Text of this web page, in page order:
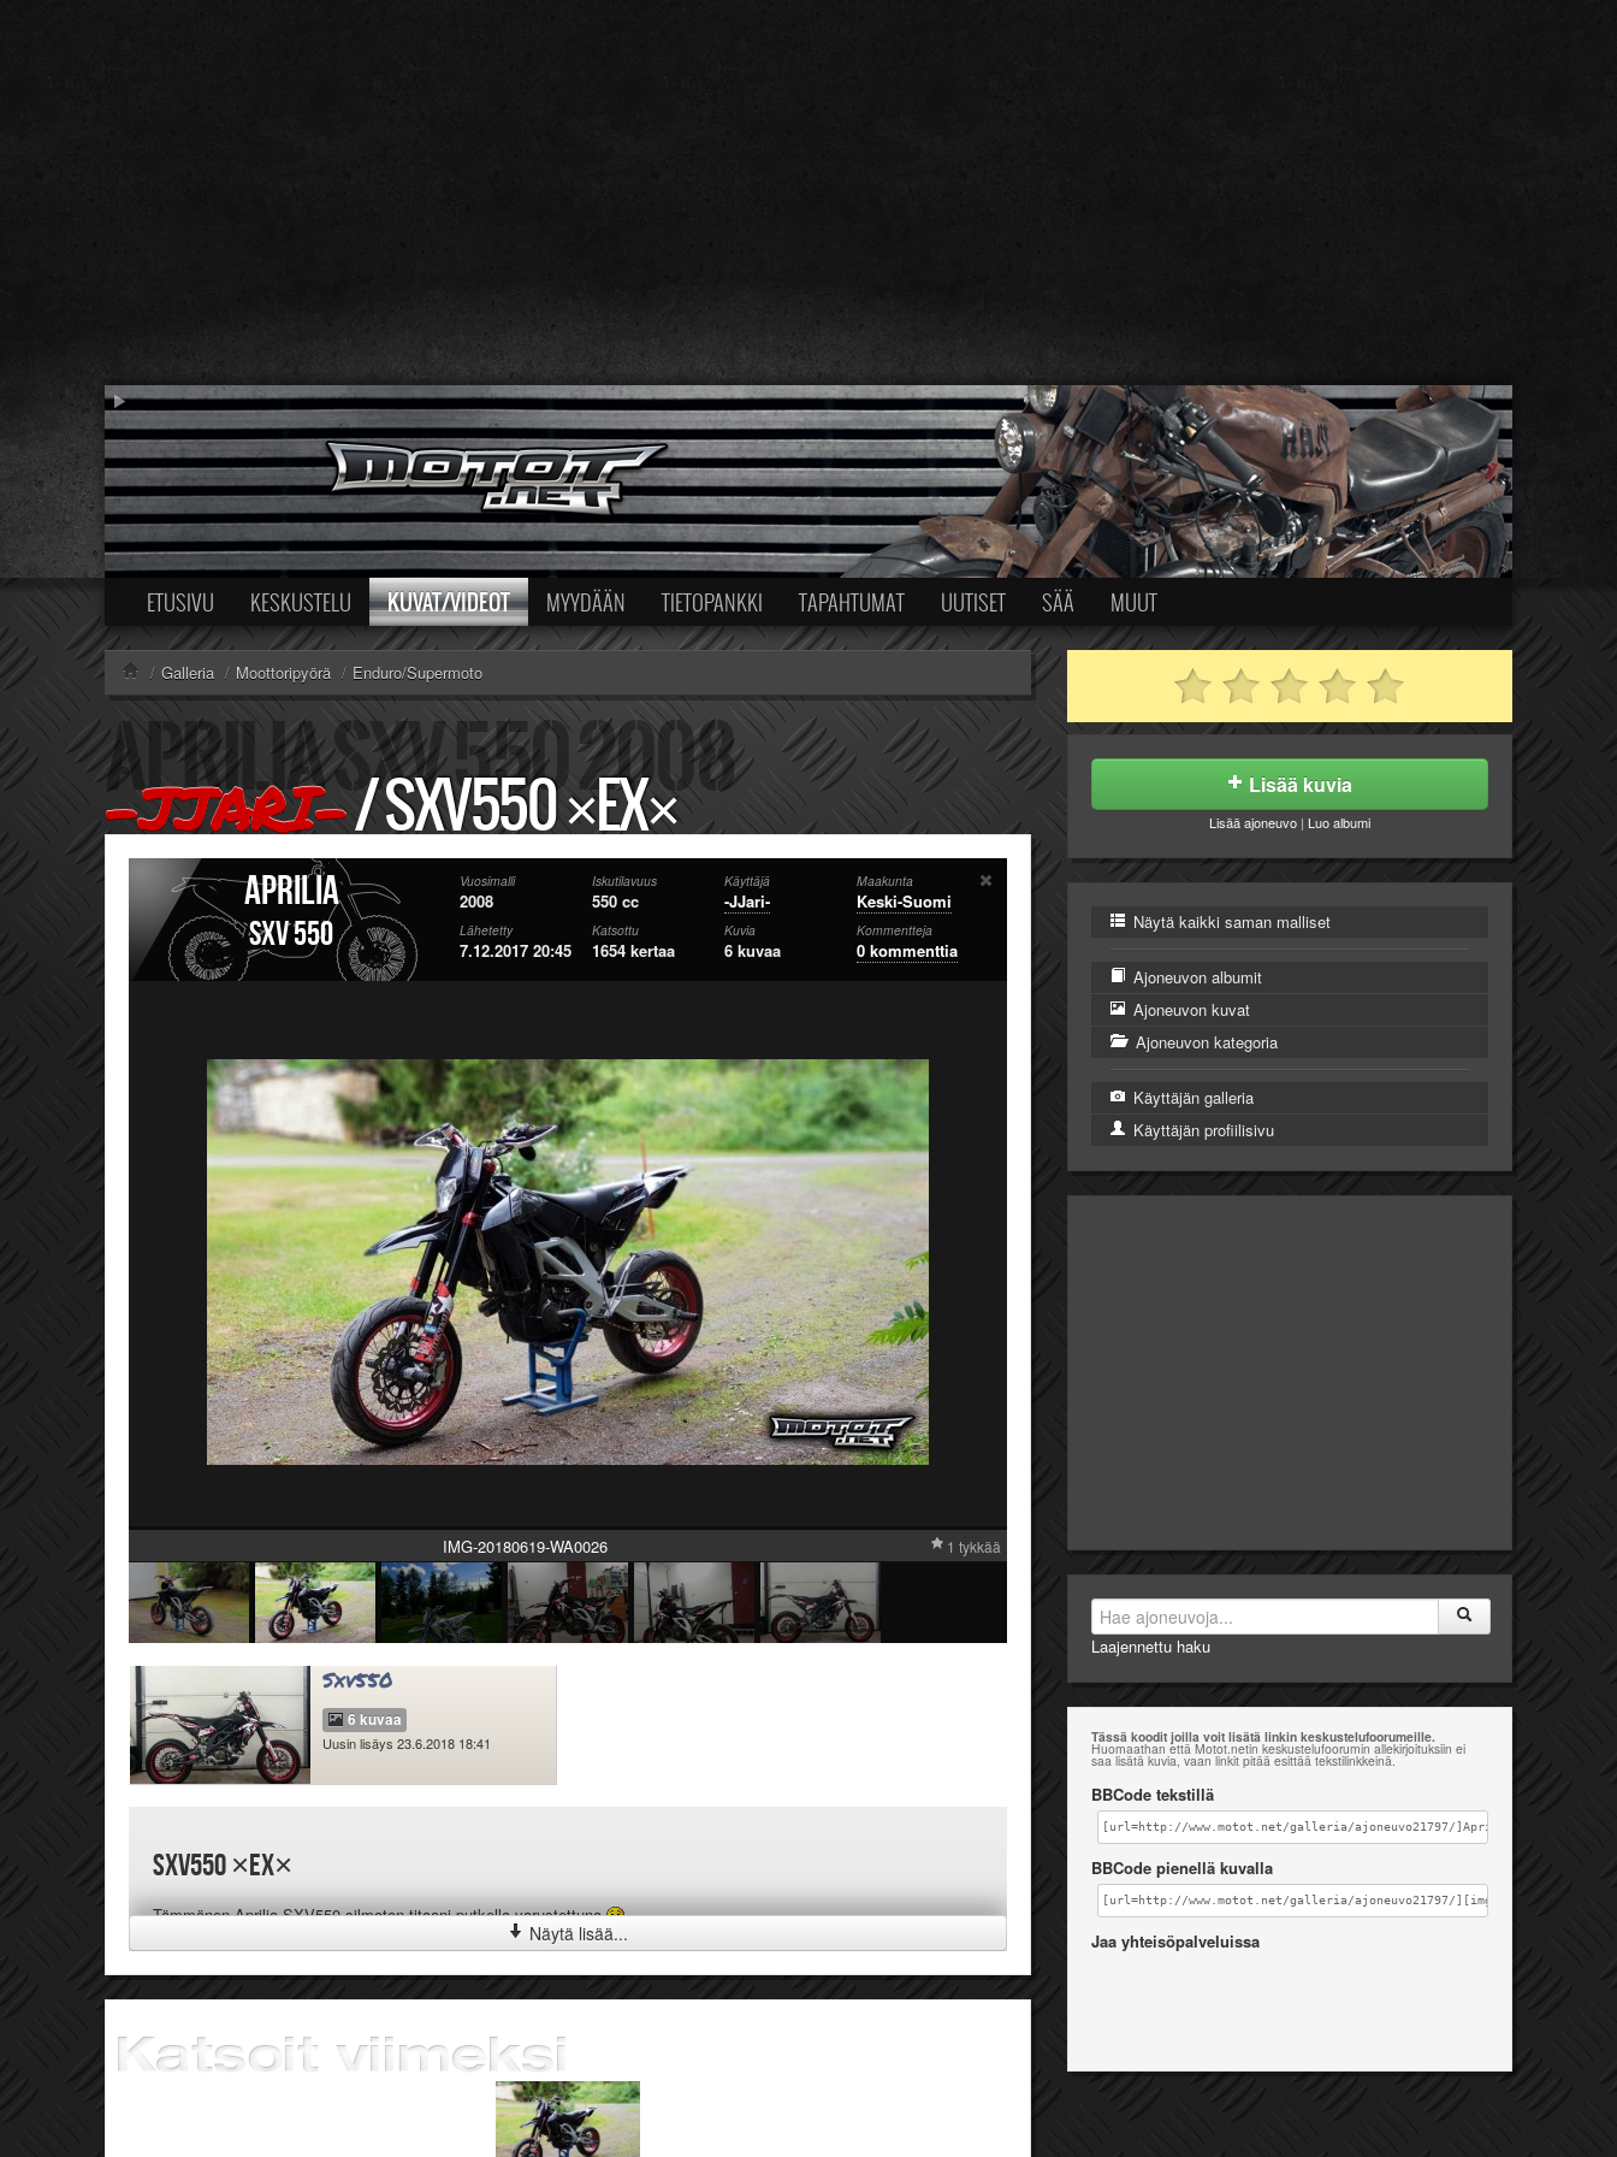
ETUSIVU KESKUSTELU KUVAT/VIDEOT MYYDÄÄN TIETOPANKKI TAPAHTUMAT UUTISET SÄÄ MUUT
/ Galleria / Moottoripyörä / Enduro/Supermoto
-JJARI-/SXV550 ×EX×
Aprilia
SXV 550
Vuosimalli
2008
Iskutilavuus
550 cc
Käyttäjä
-JJari-
Maakunta
Keski-Suomi
Lähetetty
7.12.2017 20:45
Katsottu
1654 kertaa
Kuvia
6 kuvaa
Kommentteja
0 kommenttia
IMG-20180619-WA0026 1 tykkää
Sxv550
6 kuvaa
Uusin lisäys 23.6.2018 18:41
Näytä lisää...
Sxv550 ×EX×
Tämmönen Aprilia SXV550 silmoton titaani putkella varustettuna
Lisää kuvia
Lisää ajoneuvo | Luo albumi
Näytä kaikki saman malliset
Ajoneuvon albumit
Ajoneuvon kuvat
Ajoneuvon kategoria
Käyttäjän galleria
Käyttäjän profiilisivu
Laajennettu haku
Tässä koodit joilla voit lisätä linkin keskustelufoorumeille.
Huomaathan että Motot.netin keskustelufoorumin allekirjoituksiin ei
saa lisätä kuvia, vaan linkit pitää esittää tekstilinkkeinä.
BBCode tekstillä
[url=http://www.motot.net/galleria/ajoneuvo21797/]Aprilia SXV 550 [/
BBCode pienellä kuvalla
[url=http://www.motot.net/galleria/ajoneuvo21797/][img]http://
Jaa yhteisöpalveluissa